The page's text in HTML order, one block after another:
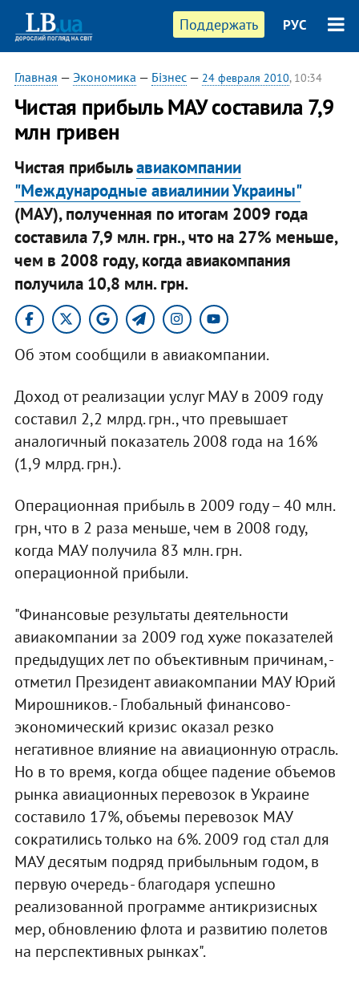
Поддержать РУС
Главная — Экономика — Бізнес— 24 февраля 2010, 10:34
Чистая прибыль МАУ составила 7,9
млн гривен
Чистая прибыльавиакомпании
"Международные авиалинии Украины"
(МАУ), полученная по итогам 2009 года
составила 7,9 млн. грн., что на 27% меньше,
чем в 2008 году, когда авиакомпания
получила 10,8 млн. грн.
Об этом сообщили в авиакомпании.
Доход от реализации услуг МАУ в 2009 году
составил 2,2 млрд. грн., что превышает
аналогичный показатель 2008 года на 16%
(1,9 млрд. грн.).
Операционная прибыль в 2009 году – 40 млн.
грн, что в 2 раза меньше, чем в 2008 году,
когда МАУ получила 83 млн. грн.
операционной прибыли.
"Финансовые результаты деятельности
авиакомпании за 2009 год хуже показателей
предыдущих лет по объективным причинам, -
отметил Президент авиакомпании МАУ Юрий
Мирошников. - Глобальный финансово-
экономический кризис оказал резко
негативное влияние на авиационную отрасль.
Но в то время, когда общее падение объемов
рынка авиационных перевозок в Украине
составило 17%, объемы перевозок МАУ
сократились только на 6%. 2009 год стал для
МАУ десятым подряд прибыльным годом, в
первую очередь - благодаря успешно
реализованной программе антикризисных
мер, обновлению флота и развитию полетов
на перспективных рынках".